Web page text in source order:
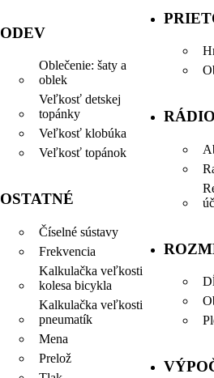
ODEV
Oblečenie: šaty a
oblek
Veľkosť detskej
topánky
Veľkosť klobúka
Veľkosť topánok
OSTATNÉ
Číselné sústavy
Frekvencia
Kalkulačka veľkosti
kolesa bicykla
Kalkulačka veľkosti
pneumatík
Mena
Prelož